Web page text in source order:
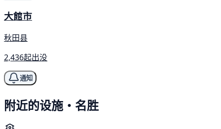
大館市
秋田县
2,436起出没
通知
附近的设施・名胜